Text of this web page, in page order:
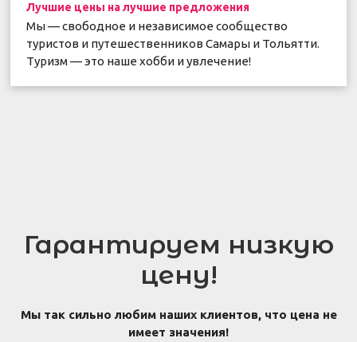
Лучшие цены на лучшие предложения
Мы — свободное и независимое сообщество
туристов и путешественников Самары и Тольятти.
Туризм — это наше хобби и увлечение!
Гарантируем низкую
цену!
Мы так сильно любим наших клиентов, что цена не
имеет значения!